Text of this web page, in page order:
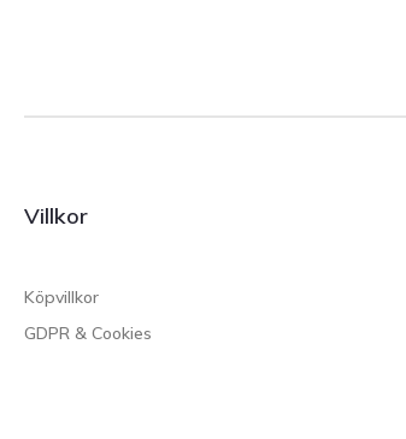
Villkor
Köpvillkor
GDPR & Cookies